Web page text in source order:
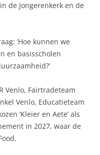
de Jongerenkerk en de
‘Hoe kunnen we
en basisscholen
Venlo, Fairtradeteam
Venlo, Educatieteam
‘Kleier en Aete’ als
in 2027, waar de